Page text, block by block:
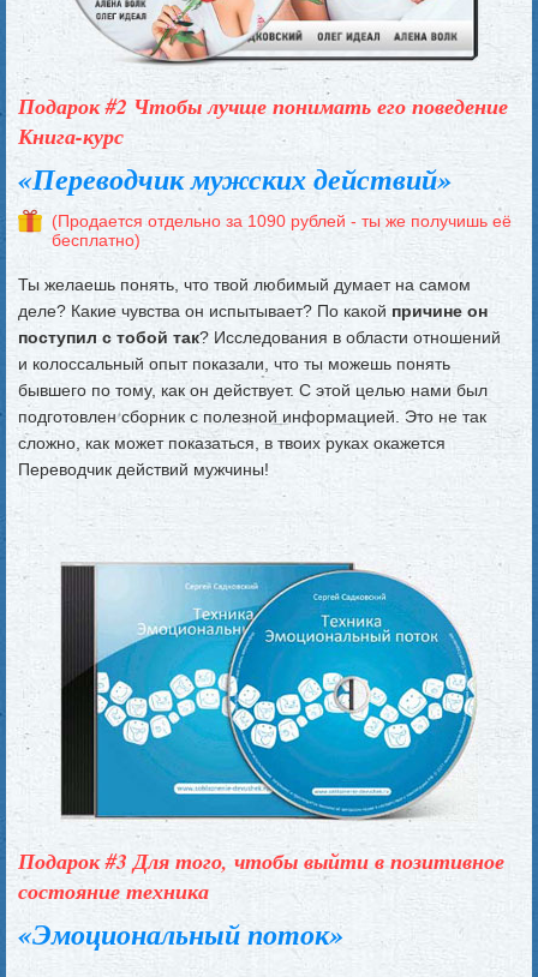
Подарок #2 Чтобы лучше понимать его поведение
Книга-курс
«Переводчик мужских действий»
(Продается отдельно за 1090 рублей - ты же получишь её
бесплатно)
Ты желаешь понять, что твой любимый думает на самом
деле? Какие чувства он испытывает? По какой причине он
поступил с тобой так? Исследования в области отношений
и колоссальный опыт показали, что ты можешь понять
бывшего по тому, как он действует. С этой целью нами был
подготовлен сборник с полезной информацией. Это не так
сложно, как может показаться, в твоих руках окажется
Переводчик действий мужчины!
Подарок #3 Для того, чтобы выйти в позитивное
состояние техника
«Эмоциональный поток»